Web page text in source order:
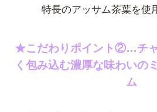
特長のアッサム茶葉を使
★こだわりポイント②…チ
く包み込む濃厚な味わいの
ム